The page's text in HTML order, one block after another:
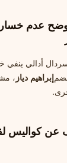
عدم
أدالي ينفي
إبراهيم دياز ،
كواليس